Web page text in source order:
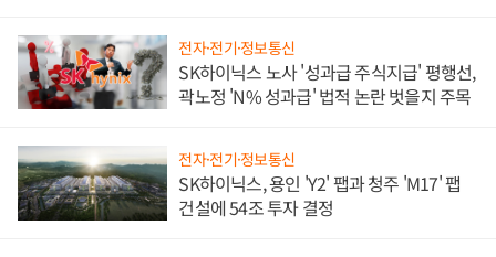
전자·전기·정보통신
SK하이닉스 노사 '성과급 주식지급' 평행선,
곽노정 'N% 성과급' 법적 논란 벗을지 주목
전자·전기·정보통신
SK하이닉스, 용인 'Y2' 팹과 청주 'M17' 팹
건설에 54조 투자 결정